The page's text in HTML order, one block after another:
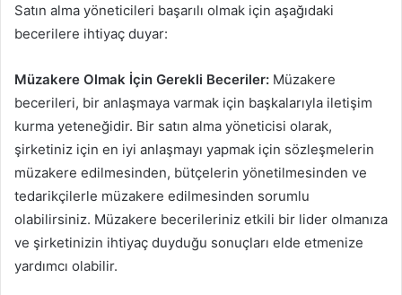
Satın alma yöneticileri başarılı olmak için aşağıdaki
becerilere ihtiyaç duyar:
Müzakere Olmak İçin Gerekli Beceriler: Müzakere
becerileri, bir anlaşmaya varmak için başkalarıyla iletişim
kurma yeteneğidir. Bir satın alma yöneticisi olarak,
şirketiniz için en iyi anlaşmayı yapmak için sözleşmelerin
müzakere edilmesinden, bütçelerin yönetilmesinden ve
tedarikçilerle müzakere edilmesinden sorumlu
olabilirsiniz. Müzakere becerileriniz etkili bir lider olmanıza
ve şirketinizin ihtiyaç duyduğu sonuçları elde etmenize
yardımcı olabilir.